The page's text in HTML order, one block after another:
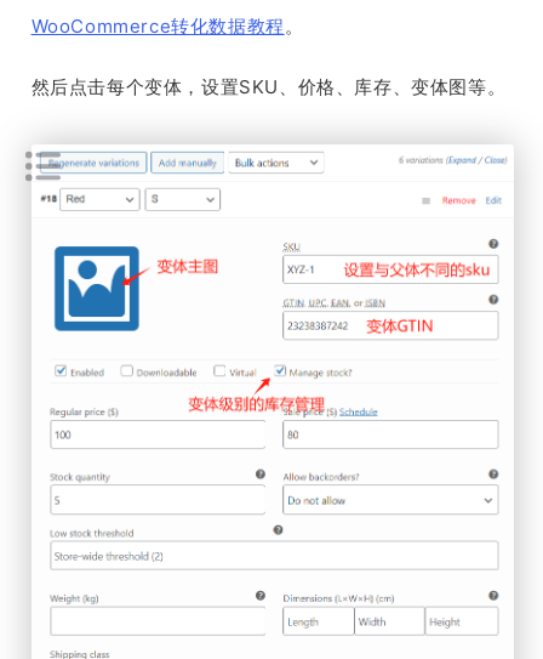
WooCommerce转化数据教程。
然后点击每个变体，设置SKU、价格、库存、变体图等。